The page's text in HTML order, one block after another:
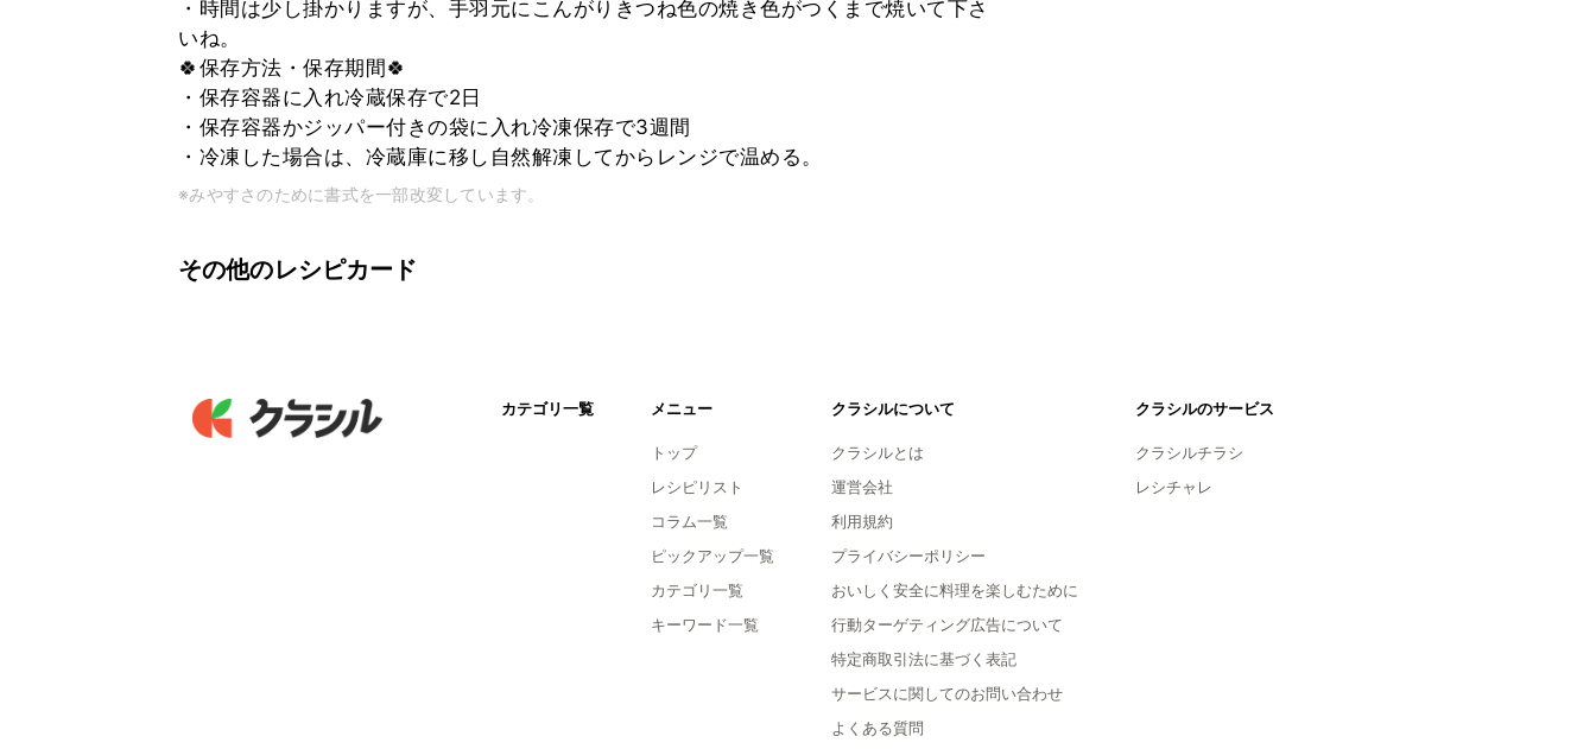
・時間は少し掛かりますが、手羽元にこんがりきつね色の焼き色がつくまで焼いて下さ
いね。
🍀保存方法・保存期間🍀
・保存容器に入れ冷蔵保存で2日
・保存容器かジッパー付きの袋に入れ冷凍保存で3週間
・冷凍した場合は、冷蔵庫に移し自然解凍してからレンジで温める。
※みやすさのために書式を一部改変しています。
その他のレシピカード
カテゴリ一覧 メニュー
トップ
レシピリスト
コラム一覧
ピックアップ一覧
カテゴリ一覧
キーワード一覧
クラシルについて
クラシルとは
運営会社
利用規約
プライバシーポリシー
おいしく安全に料理を楽しむために
行動ターゲティング広告について
特定商取引法に基づく表記
サービスに関してのお問い合わせ
よくある質問
クラシルのサービス
クラシルチラシ
レシチャレ